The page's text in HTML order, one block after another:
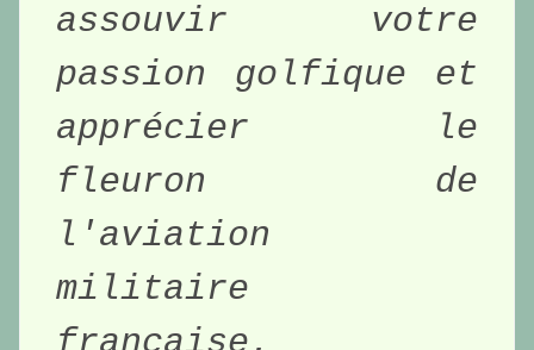
assouvir votre
passion golfique et
apprécier le
fleuron de
l'aviation
militaire